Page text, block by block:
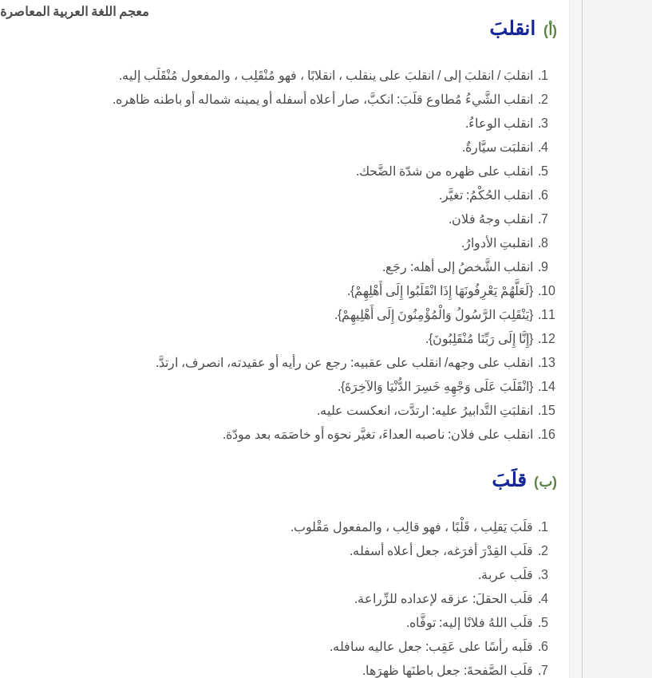
معجم اللغة العربية المعاصرة
(أ) انقلبَ
انقلبَ / انقلبَ إلى / انقلبَ على ينقلب ، انقلابًا ، فهو مُنْقَلِب ، والمفعول مُنْقَلَب إليه.
انقلب الشَّيءُ مُطاوع قلَبَ: انكبَّ، صار أعلاه أسفله أو يمينه شماله أو باطنه ظاهره.
انقلب الوعاءُ.
انقلبَت سيَّارةٌ.
انقلب على ظهره من شدّة الضَّحك.
انقلب الحُكْمُ: تغيَّر.
انقلب وجهُ فلان.
انقلبتِ الأدوارُ.
انقلب الشَّخصُ إلى أهله: رجَع.
{لَعَلَّهُمْ يَعْرِفُونَهَا إِذَا انْقَلَبُوا إِلَى أَهْلِهِمْ}.
{يَنْقَلِبَ الرَّسُولُ وَالْمُؤْمِنُونَ إِلَى أَهْلِيهِمْ}.
{إِنَّا إِلَى رَبِّنَا مُنْقَلِبُونَ}.
انقلب على وجهه/ انقلب على عقبيه: رجع عن رأيه أو عقيدته، انصرف، ارتدَّ.
{انْقَلَبَ عَلَى وَجْهِهِ خَسِرَ الدُّنْيَا وَالآخِرَةَ}.
انقلبَتِ التَّدابيرُ عليه: ارتدَّت، انعكست عليه.
انقلب على فلان: ناصبه العداءَ، تغيَّر نحوَه أو خاصَمَه بعد مودّة.
(ب) قلَبَ
قلَبَ يَقلِب ، قَلْبًا ، فهو قالِب ، والمفعول مَقْلوب.
قلَب القِدْرَ أفرَغه، جعل أعلاه أسفله.
قلَب عربة.
قلَب الحقلَ: عزقه لإعداده للزِّراعة.
قلَب اللهُ فلانًا إليه: توفَّاه.
قلَبه رأسًا على عَقِب: جعل عاليه سافله.
قلَب الصَّفحةَ: جعل باطنَها ظهرَها.